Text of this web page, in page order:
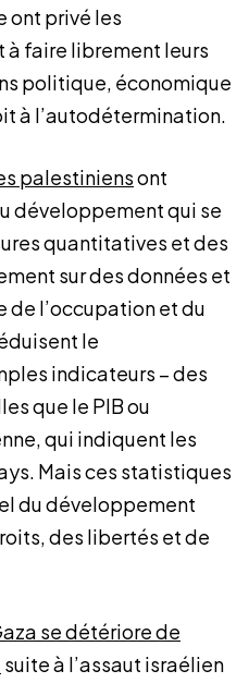
ont privé les
à faire librement leurs
politique, économique
à l’autodétermination.
palestiniensont
développement qui se
quantitatives et des
sur des données et
l’occupation et du
le
indicateurs – des
que le PIB ou
qui indiquent les
Mais ces statistiques
du développement
des libertés et de
se détériore de
suite à l’assaut israélien